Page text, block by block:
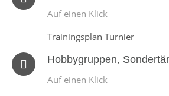
Auf einen Klick
Trainingsplan Turnier
Hobbygruppen,
Auf einen Klick